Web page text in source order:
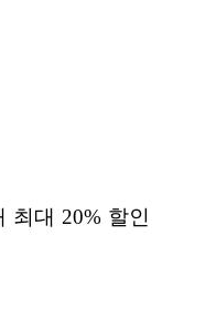
최대 20% 할인